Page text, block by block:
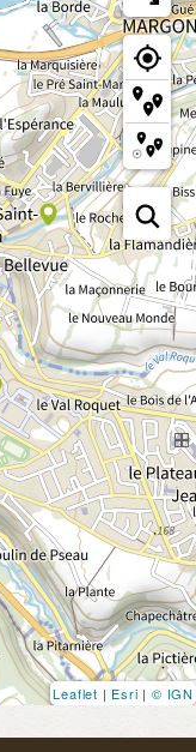
Leaflet | Esri | © IGN